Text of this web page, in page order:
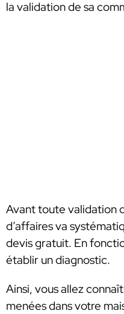
la validation de sa
Avant toute validation
d’affaires va
devis gratuit. En
établir un diagnostic.
Ainsi, vous allez
menées dans votre